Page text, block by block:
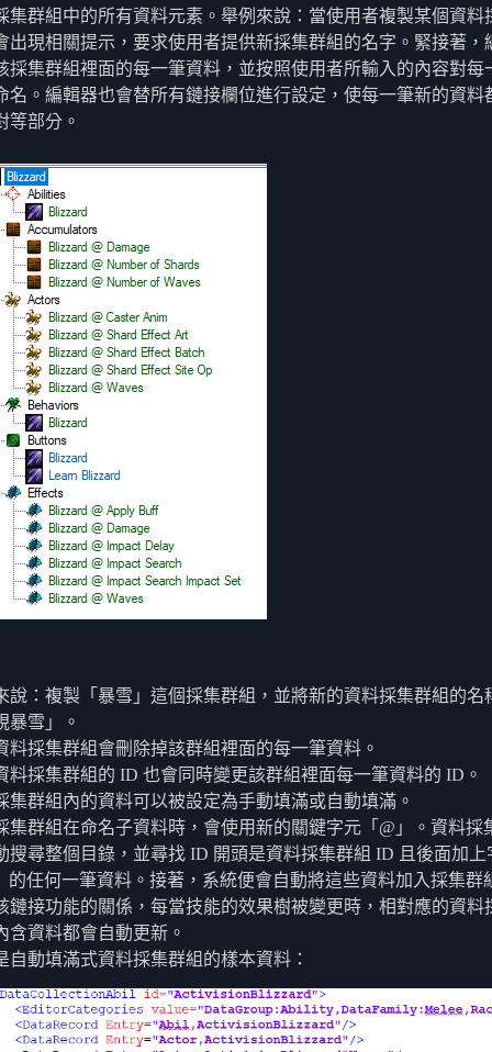
集群組中的所有資料元素。舉例來說：當使用者複製某個資料
出現相關提示，要求使用者提供新採集群組的名字。緊接著，
採集群組裡面的每一筆資料，並按照使用者所輸入的內容對每
名。編輯器也會替所有鏈接欄位進行設定，使每一筆新的資料
等部分。
說：複製「暴雪」這個採集群組，並將新的資料採集群組的名
暴雪」。
料採集群組會刪除掉該群組裡面的每一筆資料。
料採集群組的 ID 也會同時變更該群組裡面每一筆資料的 ID。
集群組內的資料可以被設定為手動填滿或自動填滿。
集群組在命名子資料時，會使用新的關鍵字元「@」。資料採
搜尋整個目錄，並尋找 ID 開頭是資料採集群組 ID 且後面加上
的任何一筆資料。接著，系統便會自動將這些資料加入採集群
鏈接功能的關係，每當技能的效果樹被變更時，相對應的資料
含資料都會自動更新。
自動填滿式資料採集群組的樣本資料：